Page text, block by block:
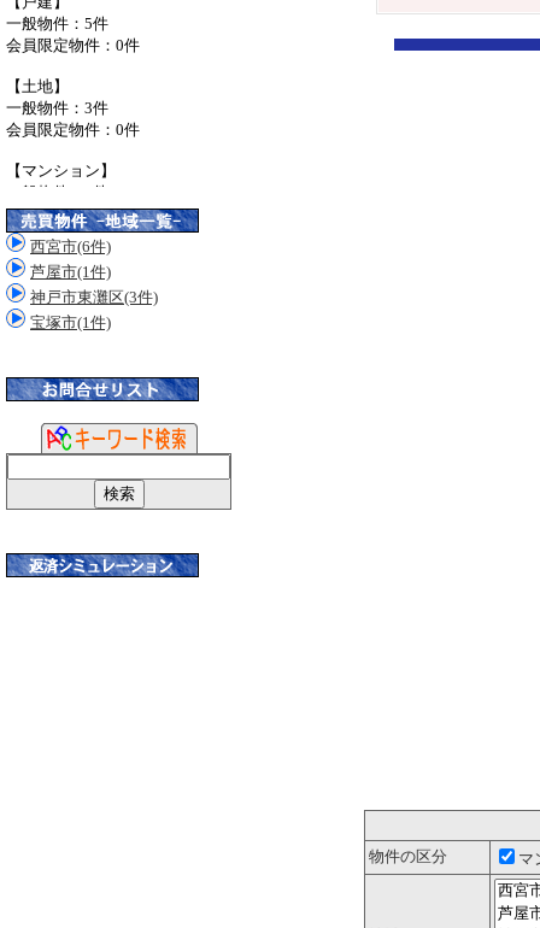
西宮市(6件)
芦屋市(1件)
神戸市東灘区(3件)
宝塚市(1件)
物件の区分 マ